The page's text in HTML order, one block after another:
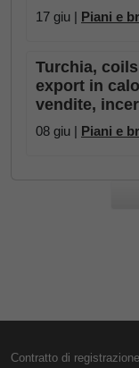
17 giu | Piani e
Turchia,
export in
vendite,
08 giu | Piani e
Contratto di registrazione